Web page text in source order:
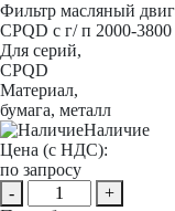
Фильтр масляный
CPQD с г/ п 2000-3800
Для серий,
CPQD
Материал,
бумага, металл
Наличие
Цена (с НДС):
по запросу
-
+